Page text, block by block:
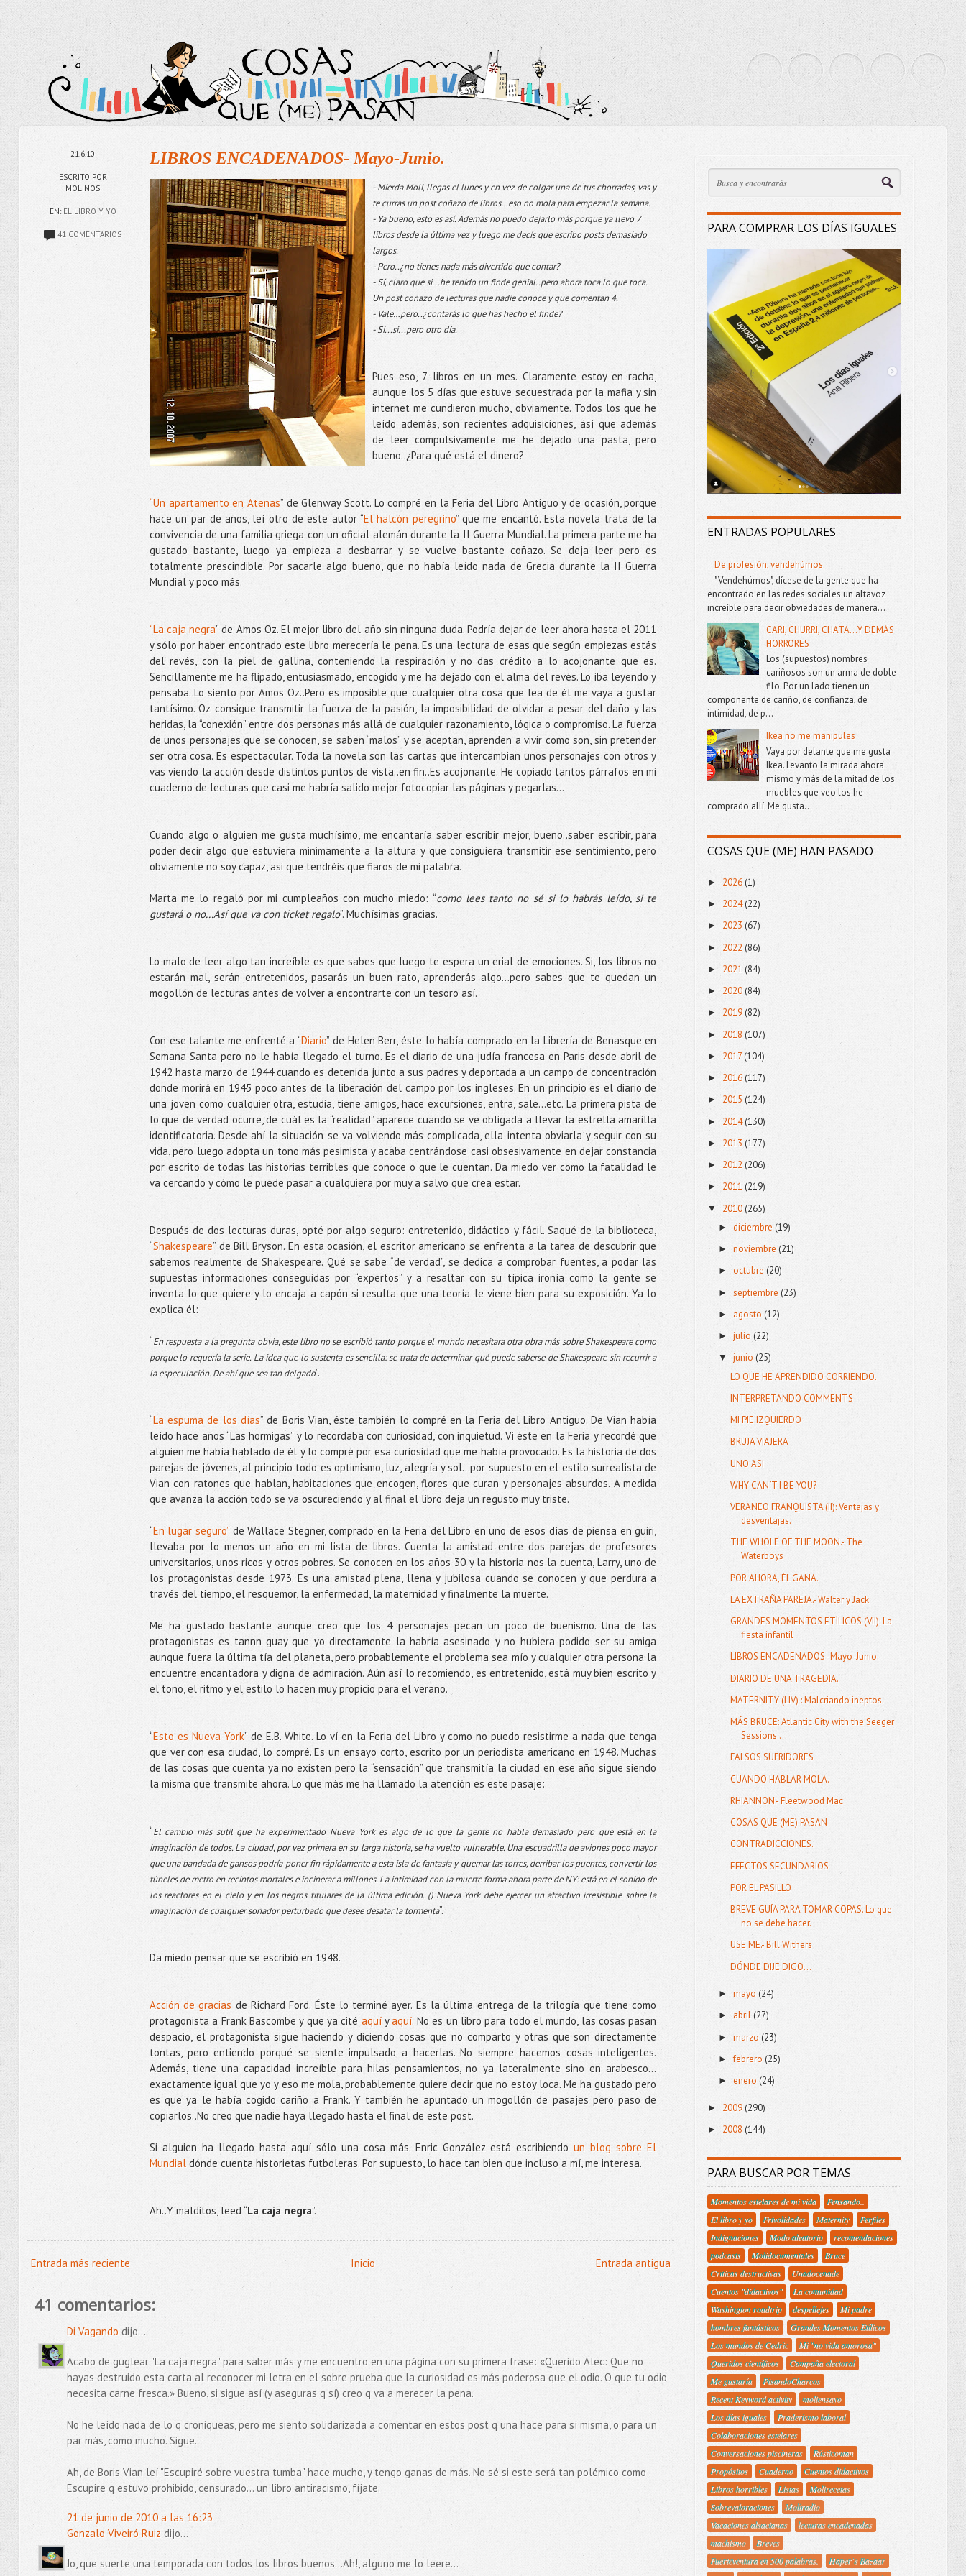
21.6.10
ESCRITO POR
MOLINOS
EN: EL LIBRO Y YO
41 COMENTARIOS
LIBROS ENCADENADOS- Mayo-Junio.
- Mierda Moli, llegas el lunes y en vez de colgar una de tus chorradas, vas y
te curras un post coñazo de libros…eso no mola para empezar la semana.
- Ya bueno, esto es así. Además no puedo dejarlo más porque ya llevo 7
libros desde la última vez y luego me decís que escribo posts demasiado
largos.
- Pero..¿no tienes nada más divertido que contar?
- Sí, claro que si...he tenido un finde genial..pero ahora toca lo que toca.
Un post coñazo de lecturas que nadie conoce y que comentan 4.
- Vale…pero..¿contarás lo que has hecho el finde?
- Si...si...pero otro día.
Pues eso, 7 libros en un mes. Claramente estoy en racha,
aunque los 5 días que estuve secuestrada por la mafia y sin
internet me cundieron mucho, obviamente. Todos los que he
leído además, son recientes adquisiciones, así que además
de leer compulsivamente me he dejado una pasta, pero
bueno..¿Para qué está el dinero?
“Un apartamento en Atenas” de Glenway Scott. Lo compré en la Feria del Libro Antiguo y de ocasión, porque
hace un par de años, leí otro de este autor “El halcón peregrino” que me encantó. Esta novela trata de la
convivencia de una familia griega con un oficial alemán durante la II Guerra Mundial. La primera parte me ha
gustado bastante, luego ya empieza a desbarrar y se vuelve bastante coñazo. Se deja leer pero es
totalmente prescindible. Por sacarle algo bueno, que no había leído nada de Grecia durante la II Guerra
Mundial y poco más.
“La caja negra” de Amos Oz. El mejor libro del año sin ninguna duda. Podría dejar de leer ahora hasta el 2011
y sólo por haber encontrado este libro merecería le pena. Es una lectura de esas que según empiezas estás
del revés, con la piel de gallina, conteniendo la respiración y no das crédito a lo acojonante que es.
Sencillamente me ha flipado, entusiasmado, encogido y me ha dejado con el alma del revés. Lo iba leyendo y
pensaba..Lo siento por Amos Oz..Pero es imposible que cualquier otra cosa que lea de él me vaya a gustar
tantísimo. Oz consigue transmitir la fuerza de la pasión, la imposibilidad de olvidar a pesar del daño y las
heridas, la “conexión” entre dos personas más allá de cualquier razonamiento, lógica o compromiso. La fuerza
de unos personajes que se conocen, se saben “malos” y se aceptan, aprenden a vivir como son, sin pretender
ser otra cosa. Es espectacular. Toda la novela son las cartas que intercambian unos personajes con otros y
vas viendo la acción desde distintos puntos de vista..en fin..Es acojonante. He copiado tantos párrafos en mi
cuaderno de lecturas que casi me habría salido mejor fotocopiar las páginas y pegarlas…
Cuando algo o alguien me gusta muchísimo, me encantaría saber escribir mejor, bueno..saber escribir, para
poder decir algo que estuviera minimamente a la altura y que consiguiera transmitir ese sentimiento, pero
obviamente no soy capaz, asi que tendréis que fiaros de mi palabra.
Marta me lo regaló por mi cumpleaños con mucho miedo: “como lees tanto no sé si lo habrás leído, si te
gustará o no...Así que va con ticket regalo”. Muchísimas gracias.
Lo malo de leer algo tan increíble es que sabes que luego te espera un erial de emociones. Si, los libros no
estarán mal, serán entretenidos, pasarás un buen rato, aprenderás algo…pero sabes que te quedan un
mogollón de lecturas antes de volver a encontrarte con un tesoro así.
Con ese talante me enfrenté a “Diario” de Helen Berr, éste lo había comprado en la Librería de Benasque en
Semana Santa pero no le había llegado el turno. Es el diario de una judía francesa en Paris desde abril de
1942 hasta marzo de 1944 cuando es detenida junto a sus padres y deportada a un campo de concentración
donde morirá en 1945 poco antes de la liberación del campo por los ingleses. En un principio es el diario de
una joven como cualquier otra, estudia, tiene amigos, hace excursiones, entra, sale...etc. La primera pista de
lo que de verdad ocurre, de cuál es la “realidad” aparece cuando se ve obligada a llevar la estrella amarilla
identificatoria. Desde ahí la situación se va volviendo más complicada, ella intenta obviarla y seguir con su
vida, pero luego adopta un tono más pesimista y acaba centrándose casi obsesivamente en dejar constancia
por escrito de todas las historias terribles que conoce o que le cuentan. Da miedo ver como la fatalidad le
va cercando y cómo le puede pasar a cualquiera por muy a salvo que crea estar.
Después de dos lecturas duras, opté por algo seguro: entretenido, didáctico y fácil. Saqué de la biblioteca,
“Shakespeare” de Bill Bryson. En esta ocasión, el escritor americano se enfrenta a la tarea de descubrir que
sabemos realmente de Shakespeare. Qué se sabe “de verdad”, se dedica a comprobar fuentes, a podar las
supuestas informaciones conseguidas por “expertos” y a resaltar con su típica ironía como la gente se
inventa lo que quiere y lo encaja a capón si resulta que una teoría le viene bien para su exposición. Ya lo
explica él:
“En respuesta a la pregunta obvia, este libro no se escribió tanto porque el mundo necesitara otra obra más sobre Shakespeare como
porque lo requería la serie. La idea que lo sustenta es sencilla: se trata de determinar qué puede saberse de Shakespeare sin recurrir a
la especulación. De ahí que sea tan delgado”.
“La espuma de los días” de Boris Vian, éste también lo compré en la Feria del Libro Antiguo. De Vian había
leído hace años “Las hormigas” y lo recordaba con curiosidad, con inquietud. Vi éste en la Feria y recordé que
alguien me había hablado de él y lo compré por esa curiosidad que me había provocado. Es la historia de dos
parejas de jóvenes, al principio todo es optimismo, luz, alegría y sol...por supuesto en el estilo surrealista de
Vian con ratones que hablan, habitaciones que encogen, flores que curan y personajes absurdos. A medida
que avanza la acción todo se va oscureciendo y al final el libro deja un regusto muy triste.
“En lugar seguro” de Wallace Stegner, comprado en la Feria del Libro en uno de esos días de piensa en guiri,
llevaba por lo menos un año en mi lista de libros. Cuenta la amistad entre dos parejas de profesores
universitarios, unos ricos y otros pobres. Se conocen en los años 30 y la historia nos la cuenta, Larry, uno de
los protagonistas desde 1973. Es una amistad plena, llena y jubilosa cuando se conocen y que perdura a
través del tiempo, el resquemor, la enfermedad, la maternidad y finalmente la muerte.
Me ha gustado bastante aunque creo que los 4 personajes pecan un poco de buenismo. Una de las
protagonistas es tannn guay que yo directamente la habría asesinado y no hubiera podido ser su amiga
aunque fuera la última tía del planeta, pero probablemente el problema sea mío y cualquier otra persona la
encuentre encantadora y digna de admiración. Aún así lo recomiendo, es entretenido, está muy bien escrito y
el tono, el ritmo y el estilo lo hacen muy propicio para el verano.
“Esto es Nueva York” de E.B. White. Lo ví en la Feria del Libro y como no puedo resistirme a nada que tenga
que ver con esa ciudad, lo compré. Es un ensayo corto, escrito por un periodista americano en 1948. Muchas
de las cosas que cuenta ya no existen pero la “sensación” que transmitía la ciudad en ese año sigue siendo
la misma que transmite ahora. Lo que más me ha llamado la atención es este pasaje:
“El cambio más sutil que ha experimentado Nueva York es algo de lo que la gente no habla demasiado pero que está en la
imaginación de todos. La ciudad, por vez primera en su larga historia, se ha vuelto vulnerable. Una escuadrilla de aviones poco mayor
que una bandada de gansos podría poner fin rápidamente a esta isla de fantasía y quemar las torres, derribar los puentes, convertir los
túneles de metro en recintos mortales e incinerar a millones. La intimidad con la muerte forma ahora parte de NY: está en el sonido de
los reactores en el cielo y en los negros titulares de la última edición. () Nueva York debe ejercer un atractivo irresistible sobre la
imaginación de cualquier soñador perturbado que desee desatar la tormenta”.
Da miedo pensar que se escribió en 1948.
Acción de gracias de Richard Ford. Éste lo terminé ayer. Es la última entrega de la trilogía que tiene como
protagonista a Frank Bascombe y que ya cité aquíyaquí. No es un libro para todo el mundo, las cosas pasan
despacio, el protagonista sigue haciendo y diciendo cosas que no comparto y otras que son directamente
tontas, pero entiendo porqué se siente impulsado a hacerlas. No siempre hacemos cosas inteligentes.
Además, tiene una capacidad increíble para hilas pensamientos, no ya lateralmente sino en arabesco…
exactamente igual que yo y eso me mola, probablemente quiere decir que no estoy loca. Me ha gustado pero
es que ya le había cogido cariño a Frank. Y también he apuntado un mogollón de pasajes pero paso de
copiarlos..No creo que nadie haya llegado hasta el final de este post.
Si alguien ha llegado hasta aquí sólo una cosa más. Enric González está escribiendoun blog sobre El
Mundial dónde cuenta historietas futboleras. Por supuesto, lo hace tan bien que incluso a mí, me interesa.
Ah..Y malditos, leed “La caja negra”.
Entrada más reciente Entrada antigua
Inicio
41 comentarios:
Di Vagando dijo...
Acabo de guglear "La caja negra" para saber más y me encuentro en una página con su primera frase: «Querido Alec: Que no
hayas destruido esta carta al reconocer mi letra en el sobre prueba que la curiosidad es más poderosa que el odio. O que tu odio
necesita carne fresca.» Bueno, si sigue así (y aseguras q sí) creo q va a merecer la pena.
No he leído nada de lo q croniqueas, pero me siento solidarizada a comentar en estos post q una hace para sí misma, o para un
par más, como mucho. Sigue.
Ah, de Boris Vian leí "Escupiré sobre vuestra tumba" hace mucho, y tengo ganas de más. No sé si este será tan polémico como
Escupire q estuvo prohibido, censurado... un libro antiracismo, fíjate.
21 de junio de 2010 a las 16:23
Gonzalo Viveiró Ruiz dijo...
Jo, que suerte una temporada con todos los libros buenos...Ah!, alguno me lo leere...
PARA COMPRAR LOS DÍAS IGUALES
ENTRADAS POPULARES
De profesión, vendehúmos
"Vendehúmos", dícese de la gente que ha
encontrado en las redes sociales un altavoz
increíble para decir obviedades de manera...
CARI, CHURRI, CHATA...Y DEMÁS
HORRORES
Los (supuestos) nombres
cariñosos son un arma de doble
filo. Por un lado tienen un
componente de cariño, de confianza, de
intimidad, de p...
Ikea no me manipules
Vaya por delante que me gusta
Ikea. Levanto la mirada ahora
mismo y más de la mitad de los
muebles que veo los he
comprado allí. Me gusta...
COSAS QUE (ME) HAN PASADO
► 2026 (1)
► 2024(22)
► 2023 (67)
► 2022 (86)
► 2021 (84)
► 2020(84)
► 2019(82)
► 2018 (107)
► 2017 (104)
► 2016(117)
► 2015 (124)
► 2014(130)
► 2013 (177)
► 2012 (206)
► 2011 (219)
▼ 2010(265)
► diciembre (19)
►noviembre(21)
►octubre (20)
► septiembre(23)
► agosto (12)
►julio (22)
▼junio (25)
LO QUE HE APRENDIDO CORRIENDO.
INTERPRETANDO COMMENTS
MI PIE IZQUIERDO
BRUJA VIAJERA
UNO ASI
WHY CAN´T I BE YOU?
VERANEO FRANQUISTA (II): Ventajas y
desventajas.
THE WHOLE OF THE MOON.- The
Waterboys
POR AHORA, ÉL GANA.
LA EXTRAÑA PAREJA.- Walter y Jack
GRANDES MOMENTOS ETÍLICOS (VII): La
fiesta infantil
LIBROS ENCADENADOS- Mayo-Junio.
DIARIO DE UNA TRAGEDIA.
MATERNITY (LIV) : Malcriando ineptos.
MÁS BRUCE: Atlantic City with the Seeger
Sessions ...
FALSOS SUFRIDORES
CUANDO HABLAR MOLA.
RHIANNON.- Fleetwood Mac
COSAS QUE (ME) PASAN
CONTRADICCIONES.
EFECTOS SECUNDARIOS
POR EL PASILLO
BREVE GUÍA PARA TOMAR COPAS. Lo que
no se debe hacer.
USE ME.- Bill Withers
DÓNDE DIJE DIGO...
►mayo (24)
► abril(27)
►marzo (23)
►febrero (25)
►enero(24)
► 2009 (290)
► 2008 (144)
PARA BUSCAR POR TEMAS
Momentos estelares de mi vida
Pensando..
El libro y yo
Frivolidades Maternity
Perfiles
Indignaciones
Modo aleatorio
recomendaciones
podcasts
Molidocumentales
Bruce
Criticas destructivas
Unadocenade
Cuentos "didactivos"
La comunidad
Washington roadtrip
despellejes
Mi padre
hombres fantásticos
Grandes Momentos Etílicos
Los mundos de Cedric
Mi "no vida amorosa"
Queridos científicos
Campaña electoral
Me gustaría
PisandoCharcos
Recent Keyword activity
moliensayo
Los días iguales
Praderismo laboral
Colaboraciones estelares
Conversaciones piscineras
Rústicoman
Propósitos
Cuaderno
Cuentos didactivos
Libros horribles
Listas
Molirecetas
Sobrevaloraciones
Moliradio
Vacaciones alsacianas
lecturas encadenadas
machismo
Breves
Fuerteventura en 500 palabras.
Haper´s Bazaar